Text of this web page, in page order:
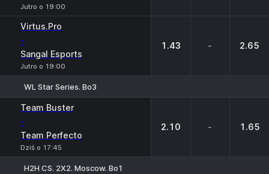
Jutro o 19:00
Virtus.Pro
-
Sangal Esports
Jutro o 19:00
1.43 - 2.65
WL Star Series. Bo3
Team Buster
-
Team Perfecto
Dziś o 17:45
2.10 - 1.65
H2H CS. 2X2. Moscow. Bo1